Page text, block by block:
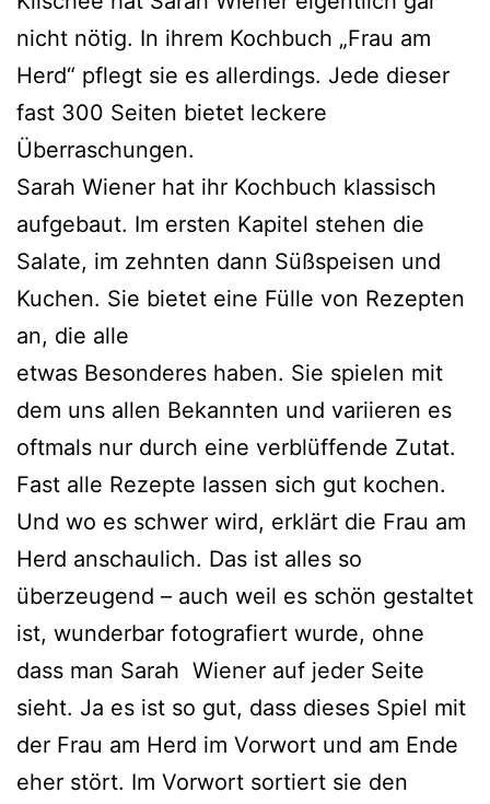
nicht nötig. In ihrem Kochbuch „Frau am
Herd“ pflegt sie es allerdings. Jede dieser
fast 300 Seiten bietet leckere
Überraschungen.
Sarah Wiener hat ihr Kochbuch klassisch
aufgebaut. Im ersten Kapitel stehen die
Salate, im zehnten dann Süßspeisen und
Kuchen. Sie bietet eine Fülle von Rezepten
an, die alle
etwas Besonderes haben. Sie spielen mit
dem uns allen Bekannten und variieren es
oftmals nur durch eine verblüffende Zutat.
Fast alle Rezepte lassen sich gut kochen.
Und wo es schwer wird, erklärt die Frau am
Herd anschaulich. Das ist alles so
überzeugend – auch weil es schön gestaltet
ist, wunderbar fotografiert wurde, ohne
dass man Sarah Wiener auf jeder Seite
sieht. Ja es ist so gut, dass dieses Spiel mit
der Frau am Herd im Vorwort und am Ende
eher stört. Im Vorwort sortiert sie den